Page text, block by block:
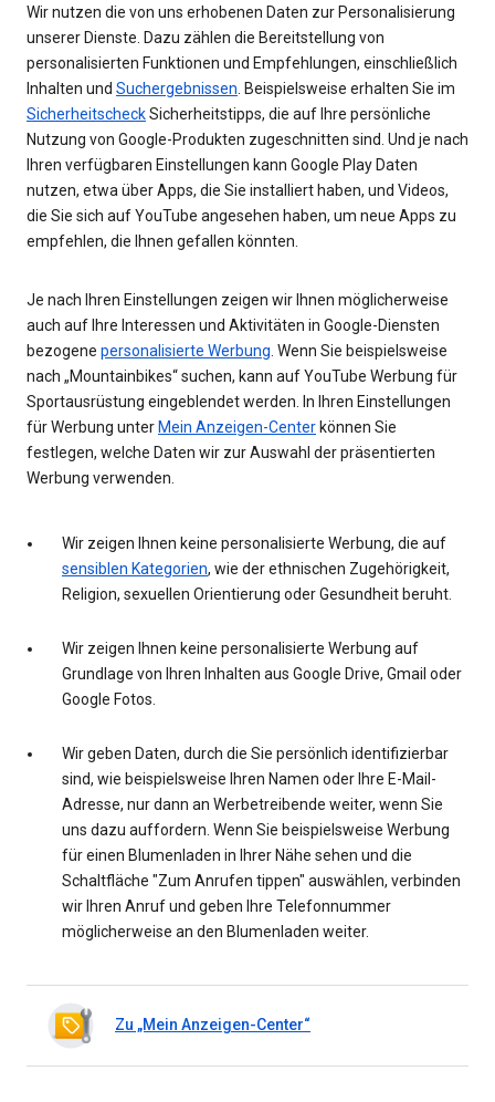
Wir nutzen die von uns erhobenen Daten zur Personalisierung
unserer Dienste. Dazu zählen die Bereitstellung von
personalisierten Funktionen und Empfehlungen, einschließlich
Inhalten und Suchergebnissen . Beispielsweise erhalten Sie im
SicherheitscheckSicherheitstipps, die auf Ihre persönliche
Nutzung von Google-Produkten zugeschnitten sind. Und je nach
Ihren verfügbaren Einstellungen kann Google Play Daten
nutzen, etwa über Apps, die Sie installiert haben, und Videos,
die Sie sich auf YouTube angesehen haben, um neue Apps zu
empfehlen, die Ihnen gefallen könnten.
Je nach Ihren Einstellungen zeigen wir Ihnen möglicherweise
auch auf Ihre Interessen und Aktivitäten in Google-Diensten
bezogene personalisierte Werbung . Wenn Sie beispielsweise
nach „Mountainbikes“ suchen, kann auf YouTube Werbung für
Sportausrüstung eingeblendet werden. In Ihren Einstellungen
für Werbung unterMein Anzeigen-Centerkönnen Sie
festlegen, welche Daten wir zur Auswahl der präsentierten
Werbung verwenden.
Wir zeigen Ihnen keine personalisierte Werbung, die auf
sensiblen Kategorien, wie der ethnischen Zugehörigkeit,
Religion, sexuellen Orientierung oder Gesundheit beruht.
Wir zeigen Ihnen keine personalisierte Werbung auf
Grundlage von Ihren Inhalten aus Google Drive, Gmail oder
Google Fotos.
Wir geben Daten, durch die Sie persönlich identifizierbar
sind, wie beispielsweise Ihren Namen oder Ihre E-Mail-
Adresse, nur dann an Werbetreibende weiter, wenn Sie
uns dazu auffordern. Wenn Sie beispielsweise Werbung
für einen Blumenladen in Ihrer Nähe sehen und die
Schaltfläche "Zum Anrufen tippen" auswählen, verbinden
wir Ihren Anruf und geben Ihre Telefonnummer
möglicherweise an den Blumenladen weiter.
Zu „Mein Anzeigen-Center“